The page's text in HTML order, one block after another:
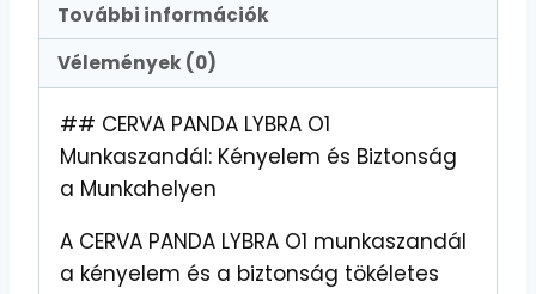
További információk
Vélemények (0)
## CERVA PANDA LYBRA O1
Munkaszandál: Kényelem és Biztonság
a Munkahelyen
A CERVA PANDA LYBRA O1 munkaszandál
a kényelem és a biztonság tökéletes